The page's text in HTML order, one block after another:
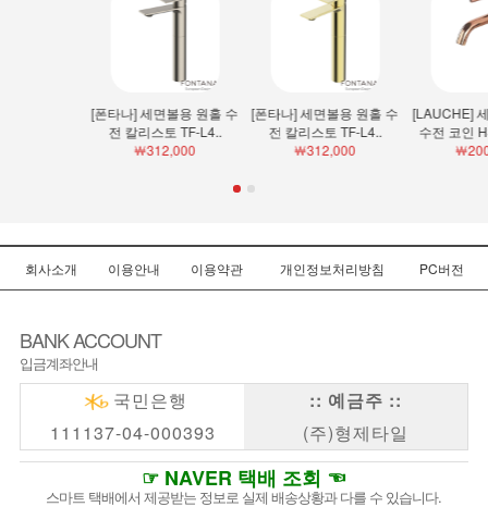
[폰타나] 세면볼용 원홀 수
전 칼리스토 TF-L4..
[폰타나] 세면볼용 원홀 수
전 칼리스토 TF-L4..
[LAUCHE] 세면볼용 원홀
수전 코인 HSTL-1275..
회사소개 이용안내 이용약관 개인정보처리방침 PC버전
BANK ACCOUNT
입금계좌안내
국민은행
111137-04-000393
:: 예금주 ::
(주)형제타일
☞ NAVER 택배 조회 ☜
스마트 택배에서 제공받는 정보로 실제 배송상황과 다를 수 있습니다.